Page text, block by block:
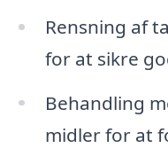
Rensning af
for at sikre
Behandling
midler for at